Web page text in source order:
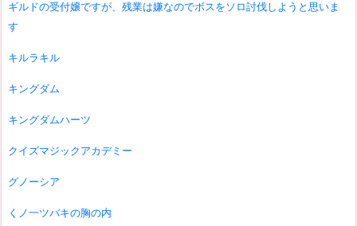
ギルドの受付嬢ですが、残業は嫌なのでボスをソロ討伐しようと思いま
す
キルラキル
キングダム
キングダムハーツ
クイズマジックアカデミー
グノーシア
くノ一ツバキの胸の内